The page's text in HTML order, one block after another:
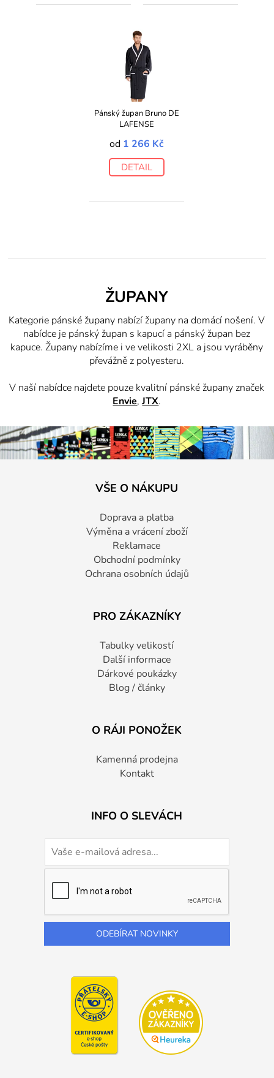
Pánský župan Bruno DE
LAFENSE
od 1 266 Kč
DETAIL
ŽUPANY
Kategorie pánské župany nabízí župany na domácí nošení. V
nabídce je pánský župan s kapucí a pánský župan bez
kapuce. Župany nabízíme i ve velikosti 2XL a jsou vyráběny
převážně z polyesteru.
V naší nabídce najdete pouze kvalitní pánské župany značek
Envie,JTX.
VŠE O NÁKUPU
Doprava a platba
Výměna a vrácení zboží
Reklamace
Obchodní podmínky
Ochrana osobních údajů
PRO ZÁKAZNÍKY
Tabulky velikostí
Další informace
Dárkové poukázky
Blog / články
O RÁJI PONOŽEK
Kamenná prodejna
Kontakt
INFO O SLEVÁCH